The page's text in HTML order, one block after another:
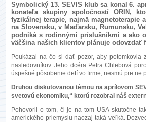
Symbolický 13. SEVIS klub sa konal 6.
konateľa skupiny spoločností ORIN,
fyzikálnej terapie, najmä magnetoterapie
na Slovensku, v Maďarsku, Rumunsku,
podniká s rodinnými príslušníkmi a ako
väčšina našich klientov plánuje odovzdať
Poukázal na čo si dať pozor, aby
nasledovníkov. Jeho dcéra Petra Chlebová
úspešné pôsobenie detí vo firme, nesmú pre
Druhou diskutovanou témou na aprílovom
svetovú ekonomiku,“ ktorú rozobral náš
Pohovoril o tom, či je na tom USA skutočne
amerického priemyslu naozaj taká veľká.